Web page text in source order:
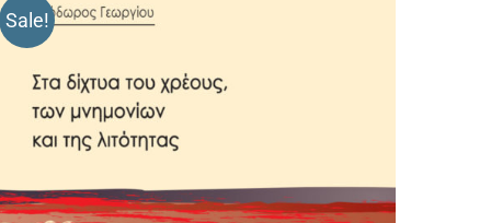
Sale!